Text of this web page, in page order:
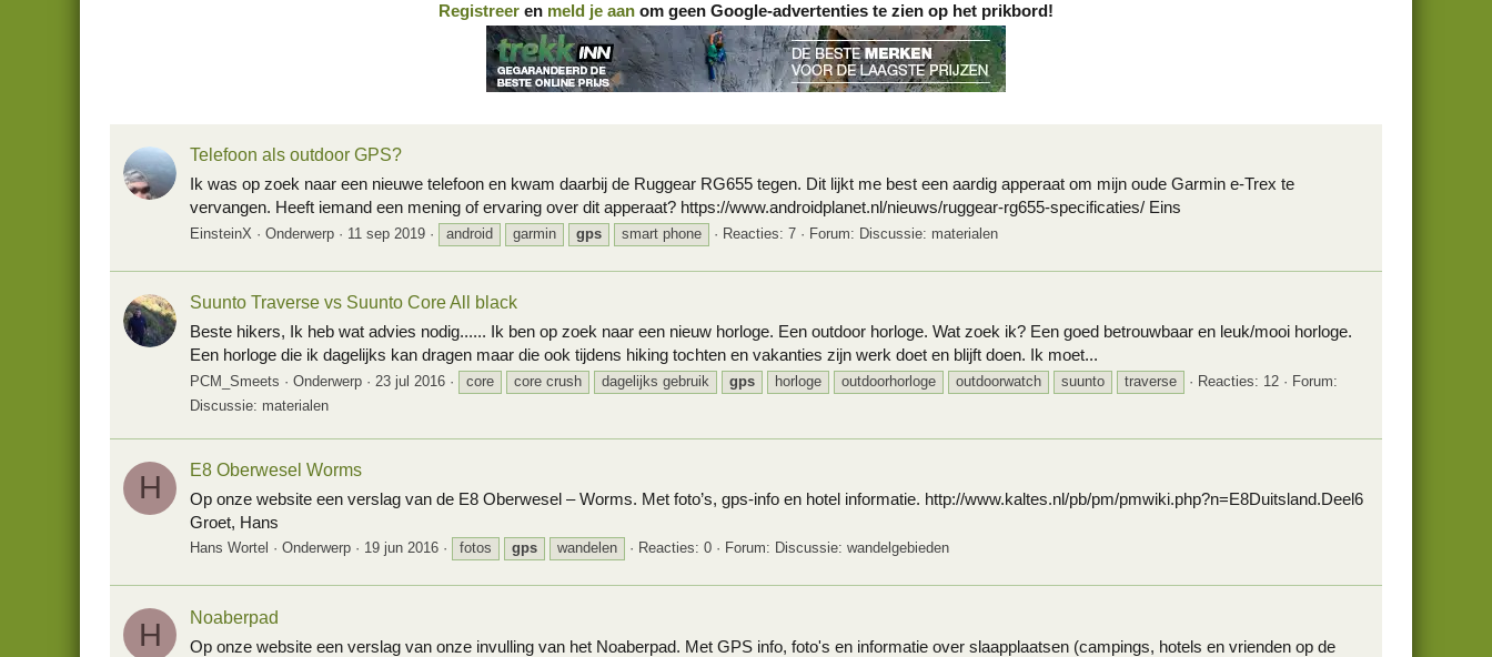
Registreer en meld je aan om geen Google-advertenties te zien op het prikbord!
Telefoon als outdoor GPS?
Ik was op zoek naar een nieuwe telefoon en kwam daarbij de Ruggear RG655 tegen. Dit lijkt me best een aardig apperaat om mijn oude Garmin e-Trex te
vervangen. Heeft iemand een mening of ervaring over dit apperaat? https://www.androidplanet.nl/nieuws/ruggear-rg655-specificaties/ Eins
EinsteinX Onderwerp 11 sep 2019 android garmin gps smart phone Reacties: 7 Forum: Discussie: materialen
Suunto Traverse vs Suunto Core All black
Beste hikers, Ik heb wat advies nodig...... Ik ben op zoek naar een nieuw horloge. Een outdoor horloge. Wat zoek ik? Een goed betrouwbaar en leuk/mooi horloge.
Een horloge die ik dagelijks kan dragen maar die ook tijdens hiking tochten en vakanties zijn werk doet en blijft doen. Ik moet...
PCM_Smeets Onderwerp 23 jul 2016 core core crush dagelijks gebruik gps horloge outdoorhorloge outdoorwatch suunto traverse Reacties: 12
Forum:
Discussie: materialen
H
E8 Oberwesel Worms
Op onze website een verslag van de E8 Oberwesel – Worms. Met foto’s, gps-info en hotel informatie. http://www.kaltes.nl/pb/pm/pmwiki.php?n=E8Duitsland.Deel6
Groet, Hans
Hans Wortel Onderwerp 19 jun 2016 fotos gps wandelen Reacties: 0 Forum: Discussie: wandelgebieden
H
Noaberpad
Op onze website een verslag van onze invulling van het Noaberpad. Met GPS info, foto's en informatie over slaapplaatsen (campings, hotels en vrienden op de